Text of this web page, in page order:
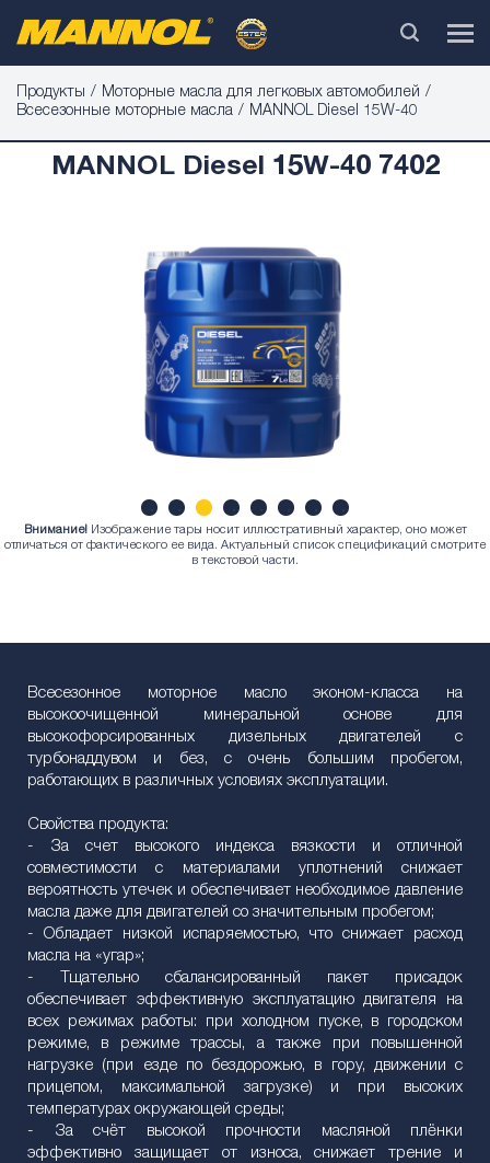
Продукты
Моторные масла для легковых автомобилей
Bсесезонные моторные масла
MANNOL Diesel 15W-40
MANNOL Diesel 15W-40 7402
1 2 3 6 7
Внимание! Изображение тары носит иллюстративный характер, оно может
отличаться от фактического ее вида. Актуальный список спецификаций смотрите
в текстовой части.
Всесезонное моторное масло эконом-класса на
высокоочищенной минеральной основе для
высокофорсированных дизельных двигателей с
турбонаддувом и без, с очень большим пробегом,
работающих в различных условиях эксплуатации.
Свойства продукта:
- За счет высокого индекса вязкости и отличной
совместимости с материалами уплотнений снижает
вероятность утечек и обеспечивает необходимое давление
масла даже для двигателей со значительным пробегом;
- Обладает низкой испаряемостью, что снижает расход
масла на «угар»;
- Тщательно сбалансированный пакет присадок
обеспечивает эффективную эксплуатацию двигателя на
всех режимах работы: при холодном пуске, в городском
режиме, в режиме трассы, а также при повышенной
нагрузке (при езде по бездорожью, в гору, движении с
прицепом, максимальной загрузке) и при высоких
температурах окружающей среды;
- За счёт высокой прочности масляной плёнки
эффективно защищает от износа, снижает трение и